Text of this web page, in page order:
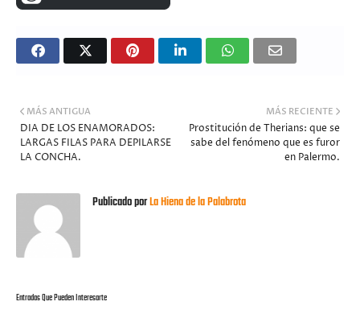
MÁS RECIENTE
Prostitución de Therians: que se
sabe del fenómeno que es furor
en Palermo.
MÁS ANTIGUA
DIA DE LOS ENAMORADOS:
LARGAS FILAS PARA DEPILARSE
LA CONCHA.
Publicado porLa Hiena de la Palabrota
Entradas Que Pueden Interesarte